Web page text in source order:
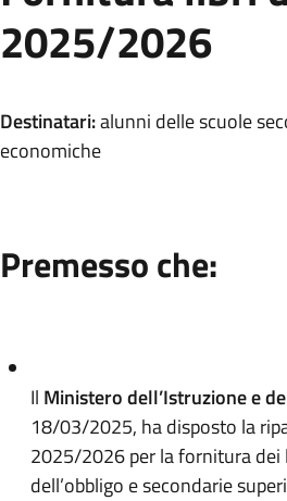
2025/2026
Destinatari:alunni delle scuole
economiche
Premesso che:
Il Ministero dell’Istruzione e
18/03/2025, ha disposto la
2025/2026 per la fornitura dei
dell’obbligo e secondarie